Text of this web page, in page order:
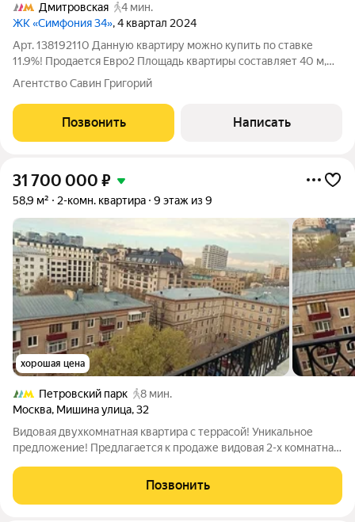
Дмитровская
4 мин.
ЖК «Симфония 34», 4 квартал 2024
Арт. 138192110 Данную квартиру можно купить по ставке
11.9%! Продается Евро2 Площадь квартиры составляет 40 м,
располагается на 8/39 этажей. Премиальная входная группа,
бесшумные скоростные лифты. О КВАРТИРЕ: - Квартира в
отделки White box + бонус о
Агентство Савин Григорий
Позвонить Написать
31 700 000 ₽
58,9 м² 2-комн. квартира 9 этаж из 9
хорошая цена
Петровский парк
8 мин.
Москва, Мишина улица,32
Видовая двухкомнатная квартира с террасой! Уникальное
предложение! Предлагается к продаже видовая 2-х комнатная
дома бизнес-класса, знаменитого успешной реализацией в
2017 году проекта
Позвонить